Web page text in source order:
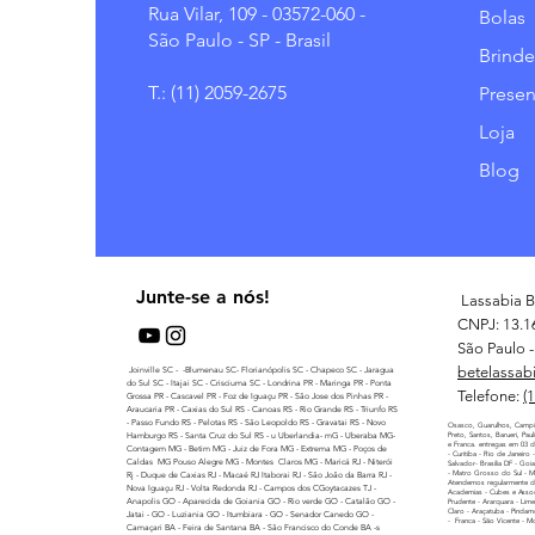
Rua Vilar, 109 - 03572-060 -
São Paulo - SP - Brasil
T.: (11) 2059-2675
Bolas
Loja
Blog
Junte-se a nós!
Joinville SC - -Blumenau SC- Florianópolis SC - Chapeco SC - Jaragua
do Sul SC - Itajai SC - Crisciuma SC - Londrina PR - Maringa PR - Ponta
Grossa PR - Cascavel PR - Foz de Iguaçu PR - São Jose dos Pinhas PR -
Araucaria PR - Caxias do Sul RS - Canoas RS - Rio Grande RS - Triunfo RS
- Passo Fundo RS - Pelotas RS - São Leopoldo RS - Gravatai RS - Novo
Hamburgo RS - Santa Cruz do Sul RS - u Uberlandia- mG - Uberaba MG-
Contagem MG - Betim MG - Juiz de Fora MG - Extrema MG - Poços de
Caldas MG Pouso Alegre MG - Montes Claros MG - Maricá RJ - Niterói
Rj - Duque de Caxias RJ - Macaé RJ Itaborai RJ - São Joâo da Barra RJ -
Nova Iguaçu RJ - Volta Redonda RJ - Campos dos CGoytacazes TJ -
Anapolis GO - Aparecida de Goiania GO - Rio verde GO - Catalão GO -
Jatai - GO - Luziania GO - Itumbiara - GO - Senador Canedo GO -
Camaçari BA - Feira de Santana BA - São Francisco do Conde BA -s
Lassabia
CNPJ:
São Paulo
Telefone:
Osasco, Guarulhos,
Preto, Santos, Barueri,
e Franca. entregas em 03
- Curitiba - Rio de Janeiro
Salvador- Brasilia DF -
- Matro Grosso do Sul -
Atendemos regularmente
Academias - Cubes e
Prudente - Ararquara -
Claro - Araçatuba -
- Franca - São Vicente -